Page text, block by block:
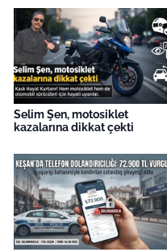
Selim Şen, motosiklet
kazalarına dikkat çekti